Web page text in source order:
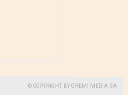
© COPYRIGHT BY GREMI MEDIA SA